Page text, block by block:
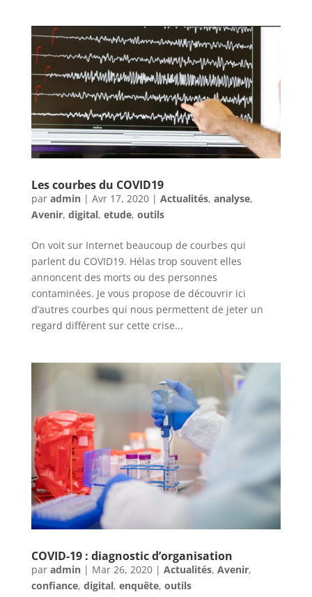
Les courbes du COVID19
par admin| Avr 17, 2020| Actualités, analyse,
Avenir, digital, etude, outils
On voit sur Internet beaucoup de courbes qui
parlent du COVID19. Hélas trop souvent elles
annoncent des morts ou des personnes
contaminées. Je vous propose de découvrir ici
d’autres courbes qui nous permettent de jeter un
regard différent sur cette crise...
COVID-19 : diagnostic d’organisation
par admin| Mar 26, 2020| Actualités, Avenir,
confiance, digital, enquête, outils